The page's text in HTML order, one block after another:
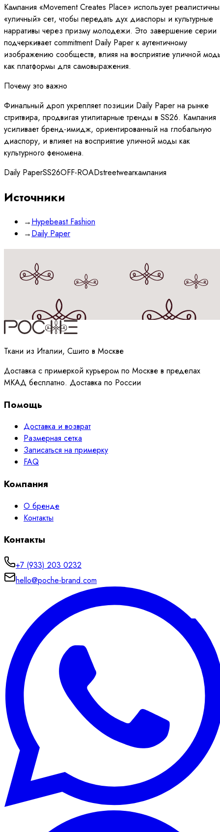
Кампания «Movement Creates Place» использует
«уличный» сет, чтобы передать дух диаспоры и культурные
нарративы через призму молодежи. Это завершение серии
подчеркивает commitment Daily Paper к аутентичному
изображению сообществ, влияя на восприятие уличной
как платформы для самовыражения.
Почему это важно
Финальный дроп укрепляет позиции Daily Paper на рынке
стритвира, продвигая утилитарные тренды в SS26. Кампания
усиливает бренд-имидж, ориентированный на глобальную
диаспору, и влияет на восприятие уличной моды как
культурного феномена.
Daily PaperSS26OFF-ROADstreetwearкампания
Источники
→Hypebeast Fashion
→Daily Paper
Принимаюполитикуобработки данных
Ткани из Италии, Сшито в Москве
Доставка с примеркой курьером по Москве в пределах
МКАД бесплатно. Доставка по России
Помощь
Доставка и возврат
Размерная сетка
Записаться на примерку
FAQ
Компания
О бренде
Контакты
Контакты
+7 (933) 203 0232
hello@poche-brand.com